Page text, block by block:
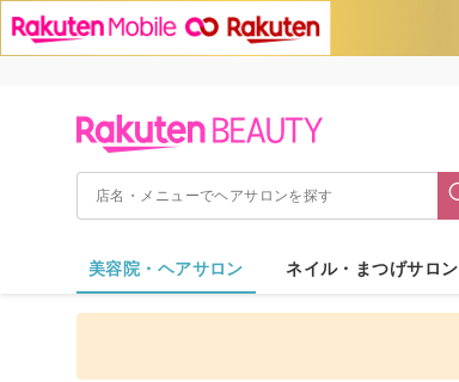
美容院・ヘアサロン ネイル・まつげサロン